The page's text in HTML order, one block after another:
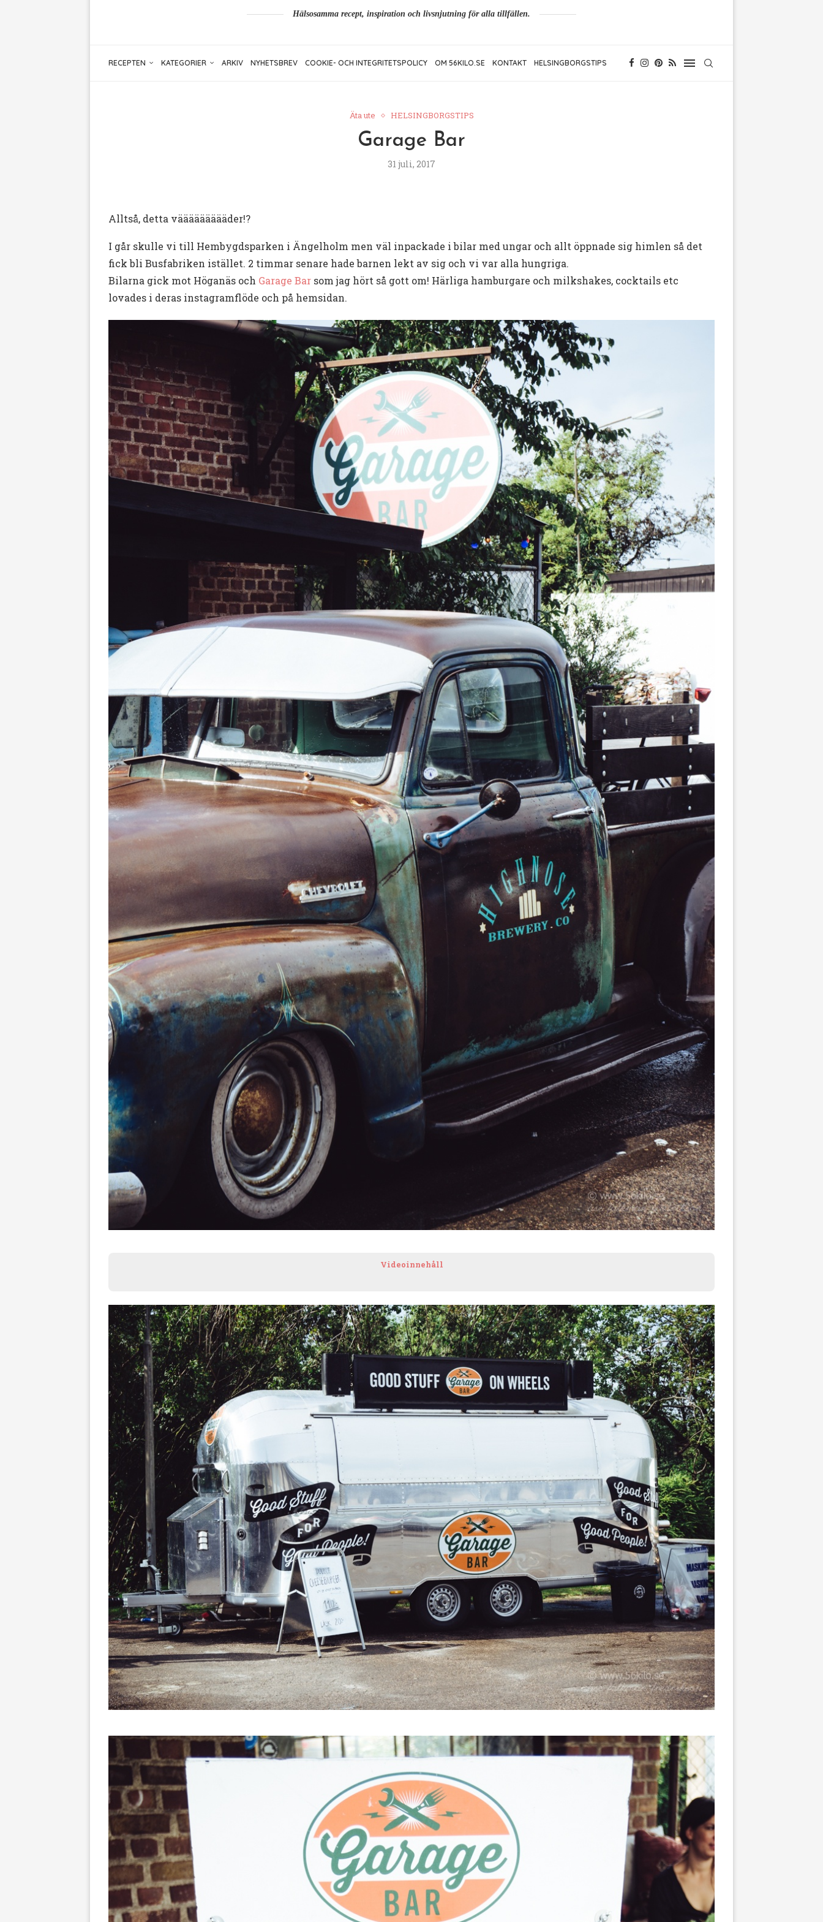
Hälsosamma recept, inspiration och livsnjutning för alla tillfällen.
RECEPTEN KATEGORIER ARKIV NYHETSBREV COOKIE- OCH INTEGRITETSPOLICY OM 56KILO.SE KONTAKT HELSINGBORGSTIPS
Äta ute HELSINGBORGSTIPS
Garage Bar
31 juli, 2017
Alltså, detta väääääääääder!?
I går skulle vi till Hembygdsparken i Ängelholm men väl inpackade i bilar med ungar och allt öppnade sig himlen så det
fick bli Busfabriken istället. 2 timmar senare hade barnen lekt av sig och vi var alla hungriga.
Bilarna gick mot Höganäs och Garage Bar som jag hört så gott om! Härliga hamburgare och milkshakes, cocktails etc
lovades i deras instagramflöde och på hemsidan.
Videoinnehåll